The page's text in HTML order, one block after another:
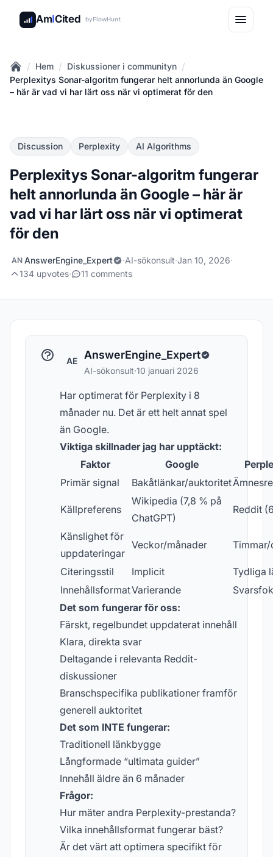
AmICited byFlowHunt
Home
/ Hem / Diskussioner i communityn /
Perplexitys Sonar-algoritm fungerar helt annorlunda än Google
– här är vad vi har lärt oss när vi optimerat för den
Discussion Perplexity AI Algorithms
Perplexitys Sonar-algoritm fungerar
helt annorlunda än Google – här är
vad vi har lärt oss när vi optimerat
för den
AN AnswerEngine_Expert ·AI-sökonsult·Jan 10, 2026·
134 upvotes· 11 comments
AE AnswerEngine_Expert
AI-sökonsult·10 januari 2026
Har optimerat för Perplexity i 8
månader nu. Det är ett helt annat spel
än Google.
Viktiga skillnader jag har upptäckt:
Faktor
Google
Primär signal
Bakåtlänkar/auktoritet
Källpreferens
Wikipedia (7,8 % på
ChatGPT)
Reddit
Känslighet för
uppdateringar
Veckor/månader
Citeringsstil Implicit
Tydliga
InnehållsformatVarierande
Det som fungerar för oss:
Färskt, regelbundet uppdaterat innehåll
Klara, direkta svar
Deltagande i relevanta Reddit-
diskussioner
Branschspecifika publikationer framför
generell auktoritet
Det som INTE fungerar:
Traditionell länkbygge
Långformade “ultimata guider”
Innehåll äldre än 6 månader
Frågor:
Hur mäter andra Perplexity-prestanda?
Vilka innehållsformat fungerar bäst?
Är det värt att optimera specifikt för